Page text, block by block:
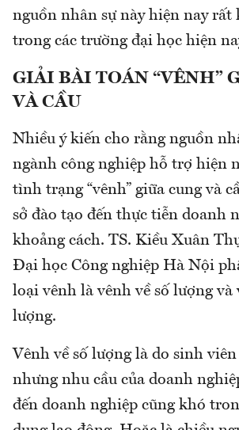
nguồn nhân sự này hiện nay
trong các trường đại học hiện
GIẢI BÀI TOÁN “VÊNH”
VÀ CẦU
Nhiều ý kiến cho rằng nguồn
ngành công nghiệp hỗ trợ hiện
tình trạng “vênh” giữa cung và
sở đào tạo đến thực tiễn doanh
khoảng cách. TS. Kiều Xuân
Đại học Công nghiệp Hà Nội
loại vênh là vênh về số lượng và
lượng.
Vênh về số lượng là do sinh
nhưng nhu cầu của doanh
đến doanh nghiệp cũng khó